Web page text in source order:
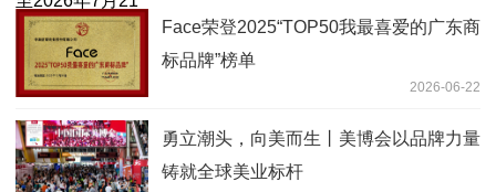
Face荣登2025“TOP50我最喜爱的广东商
标品牌”榜单
2026-06-22
勇立潮头，向美而生丨美博会以品牌力量
铸就全球美业标杆